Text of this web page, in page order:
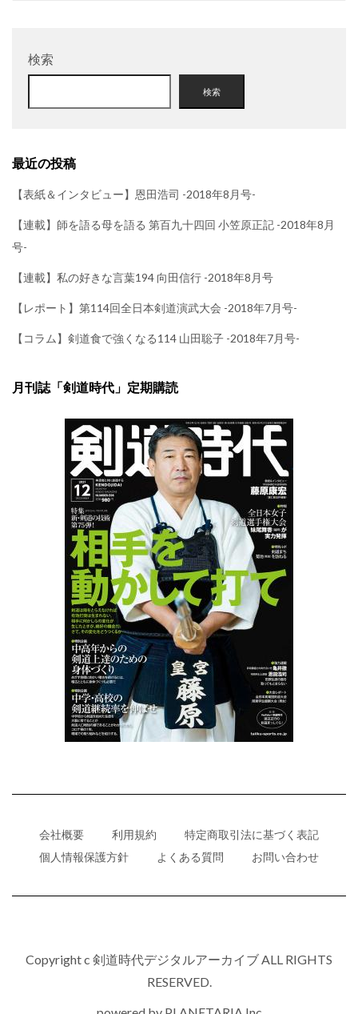
検索
検索
最近の投稿
【表紙＆インタビュー】恩田浩司 -2018年8月号-
【連載】師を語る母を語る 第百九十四回 小笠原正記 -2018年8月
号-
【連載】私の好きな言葉194 向田信行 -2018年8月号
【レポート】第114回全日本剣道演武大会 -2018年7月号-
【コラム】剣道食で強くなる114 山田聡子 -2018年7月号-
月刊誌「剣道時代」定期購読
会社概要 利用規約
特定商取引法に基づく表記
個人情報保護方針
よくある質問 お問い合わせ
Copyright c 剣道時代デジタルアーカイブ ALL RIGHTS
RESERVED.